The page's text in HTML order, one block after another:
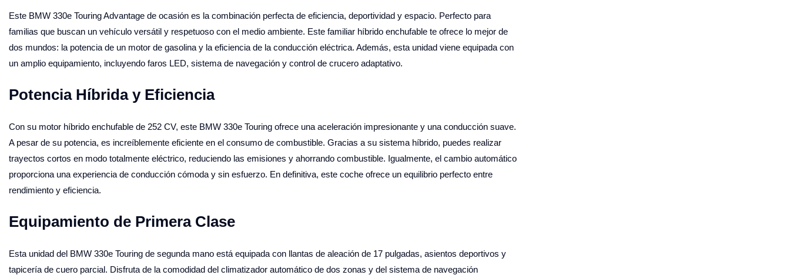
Este BMW 330e Touring Advantage de ocasión es la combinación perfecta de eficiencia, deportividad y espacio. Perfecto para
familias que buscan un vehículo versátil y respetuoso con el medio ambiente. Este familiar híbrido enchufable te ofrece lo mejor de
dos mundos: la potencia de un motor de gasolina y la eficiencia de la conducción eléctrica. Además, esta unidad viene equipada con
un amplio equipamiento, incluyendo faros LED, sistema de navegación y control de crucero adaptativo.
Potencia Híbrida y Eficiencia
Con su motor híbrido enchufable de 252 CV, este BMW 330e Touring ofrece una aceleración impresionante y una conducción suave.
A pesar de su potencia, es increíblemente eficiente en el consumo de combustible. Gracias a su sistema híbrido, puedes realizar
trayectos cortos en modo totalmente eléctrico, reduciendo las emisiones y ahorrando combustible. Igualmente, el cambio automático
proporciona una experiencia de conducción cómoda y sin esfuerzo. En definitiva, este coche ofrece un equilibrio perfecto entre
rendimiento y eficiencia.
Equipamiento de Primera Clase
Esta unidad del BMW 330e Touring de segunda mano está equipada con llantas de aleación de 17 pulgadas, asientos deportivos y
tapicería de cuero parcial. Disfruta de la comodidad del climatizador automático de dos zonas y del sistema de navegación